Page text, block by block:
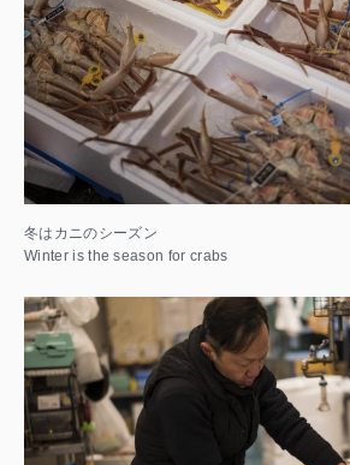
冬はカニのシーズン
Winter is the season for crabs